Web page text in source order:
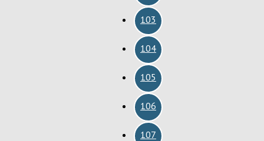
103
104
105
106
107